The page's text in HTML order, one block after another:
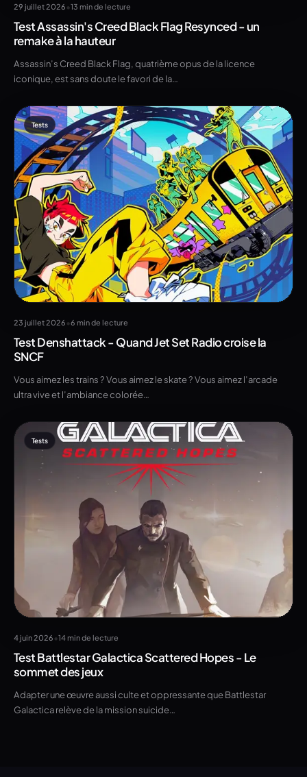
29 juillet 2026 •13 min de lecture
Test Assassin's Creed Black Flag Resynced - un
remake à la hauteur
Assassin’s Creed Black Flag, quatrième opus de la licence
iconique, est sans doute le favori de la…
Tests
23 juillet 2026 •6 min de lecture
Test Denshattack - Quand Jet Set Radio croise la
SNCF
Vous aimez les trains ? Vous aimez le skate ? Vous aimez l’arcade
ultra vive et l’ambiance colorée…
Tests
4 juin 2026 •14 min de lecture
Test Battlestar Galactica Scattered Hopes - Le
sommet des jeux
Adapter une œuvre aussi culte et oppressante que Battlestar
Galactica relève de la mission suicide…